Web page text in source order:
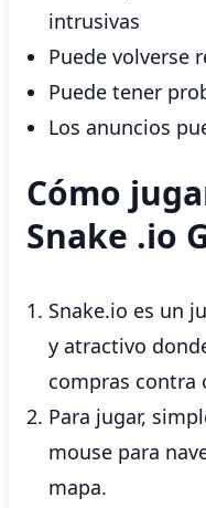
intrusivas
Puede volverse
Puede tener
Los anuncios
Cómo
Snake .io
Snake.io es un
y atractivo
compras contra
Para jugar,
mouse para
mapa.